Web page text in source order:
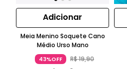
Adicionar
Meia Menino Soquete Cano
Médio Urso Mano
43%OFF R$19,90